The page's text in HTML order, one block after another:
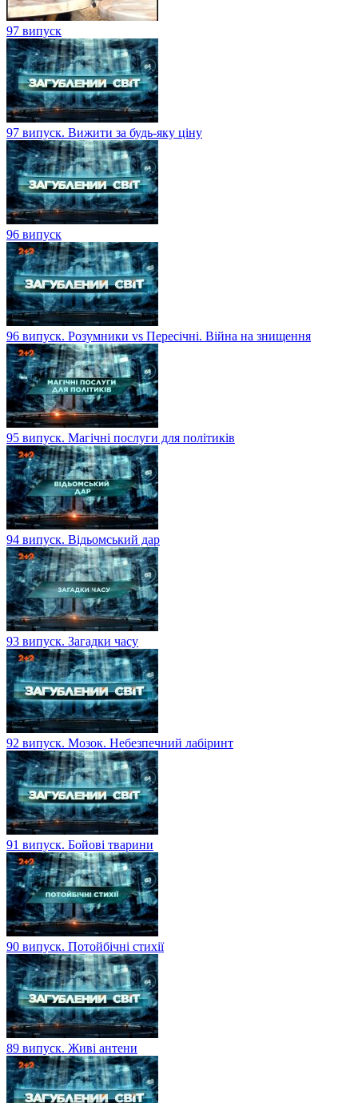
97 випуск
97 випуск. Вижити за будь-яку ціну
96 випуск
96 випуск. Розумники vs Пересічні. Війна на знищення
95 випуск. Магічні послуги для політиків
94 випуск. Відьомський дар
93 випуск. Загадки часу
92 випуск. Мозок. Небезпечний лабіринт
91 випуск. Бойові тварини
90 випуск. Потойбічні стихії
89 випуск. Живі антени